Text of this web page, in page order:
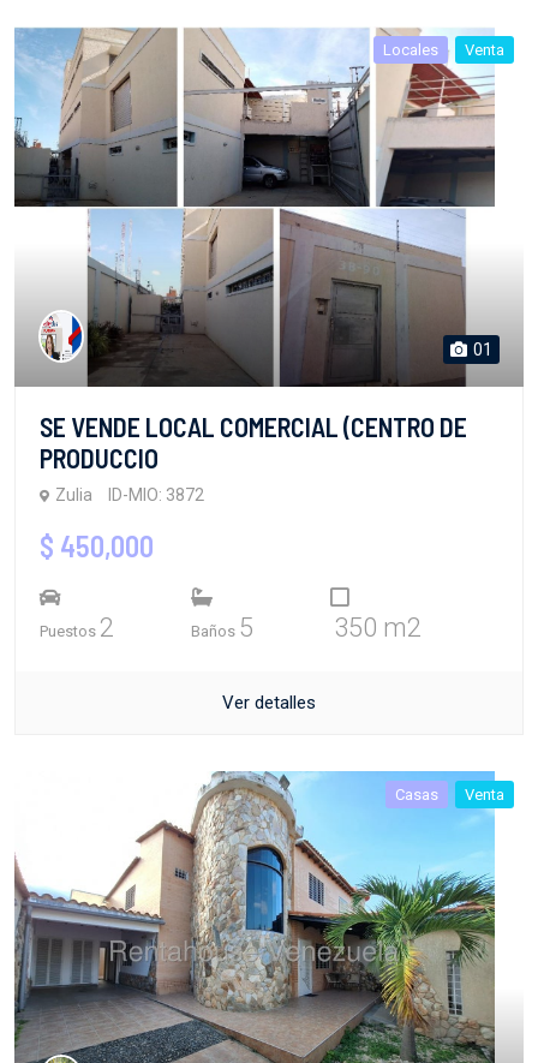
Locales Venta
01
SE VENDE LOCAL COMERCIAL (CENTRO DE
PRODUCCIO
Zulia ID-MIO: 3872
$ 450,000
Puestos 2 Baños 5 350 m2
Ver detalles
Casas Venta